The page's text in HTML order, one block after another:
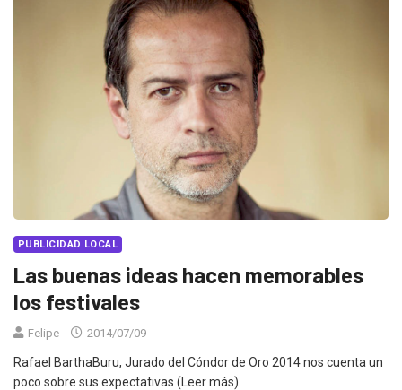
PUBLICIDAD LOCAL
Las buenas ideas hacen memorables
los festivales
Felipe 2014/07/09
Rafael BarthaBuru, Jurado del Cóndor de Oro 2014 nos cuenta un
poco sobre sus expectativas (Leer más).